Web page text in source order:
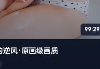
99:29
风 · 原画级画质